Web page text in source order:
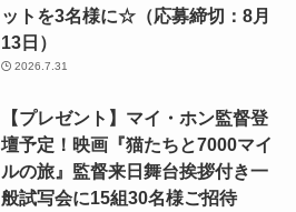
ットを3名様に☆（応募締切：8月
13日）
2026.7.31
【プレゼント】マイ・ホン監督登
壇予定！映画『猫たちと7000マイ
ルの旅』監督来日舞台挨拶付き一
般試写会に15組30名様ご招待